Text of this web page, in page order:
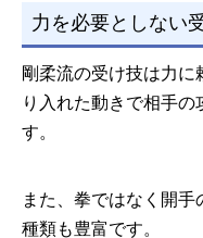
力を必要としない
剛柔流の受け技は力に
り入れた動きで相手
す。
また、拳ではなく開
種類も豊富です。